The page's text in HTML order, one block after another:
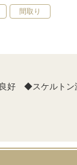
間取り
良好 ◆スケルト